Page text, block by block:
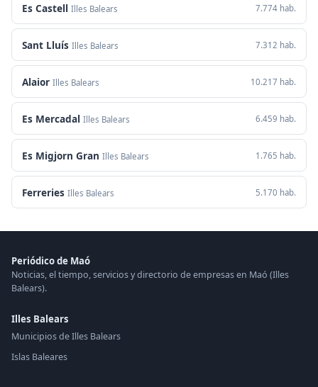
Es Castell Illes Balears 7.774 hab.
Sant Lluís Illes Balears 7.312 hab.
Alaior Illes Balears 10.217 hab.
Es Mercadal Illes Balears 6.459 hab.
Es Migjorn Gran Illes Balears 1.765 hab.
Ferreries Illes Balears 5.170 hab.
Periódico de Maó
Noticias, el tiempo, servicios y directorio de empresas en Maó (Illes
Balears).
Illes Balears
Municipios de Illes Balears
Islas Baleares